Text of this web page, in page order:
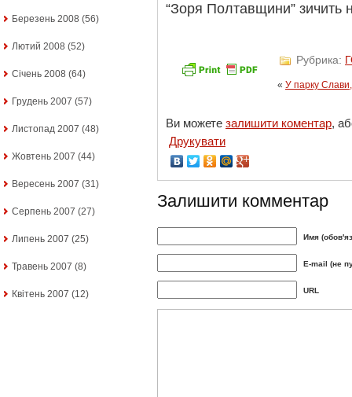
Березень 2008 (56)
Лютий 2008 (52)
Січень 2008 (64)
Грудень 2007 (57)
Листопад 2007 (48)
Жовтень 2007 (44)
Вересень 2007 (31)
Серпень 2007 (27)
Липень 2007 (25)
Травень 2007 (8)
Квітень 2007 (12)
“Зоря Полтавщини” зичить
Рубрика:
« У парку
Ви можете залишити коментар,
Друкувати
Залишити комментар
Имя
E-mail (не
URL